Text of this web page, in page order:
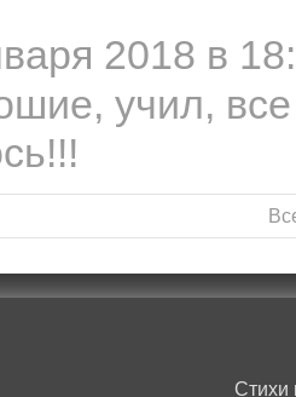
2018 в
учил,
Стихи